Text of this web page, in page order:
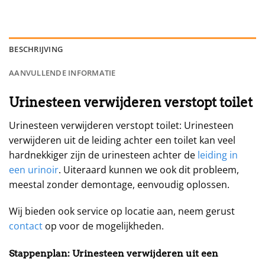
BESCHRIJVING
AANVULLENDE INFORMATIE
Urinesteen verwijderen verstopt toilet
Urinesteen verwijderen verstopt toilet: Urinesteen
verwijderen uit de leiding achter een toilet kan veel
hardnekkiger zijn de urinesteen achter de leiding in
een urinoir. Uiteraard kunnen we ook dit probleem,
meestal zonder demontage, eenvoudig oplossen.
Wij bieden ook service op locatie aan, neem gerust
contact op voor de mogelijkheden.
Stappenplan: Urinesteen verwijderen uit een